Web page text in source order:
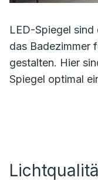
LED-Spiegel sind
das Badezimmer
gestalten. Hier
Spiegel optimal